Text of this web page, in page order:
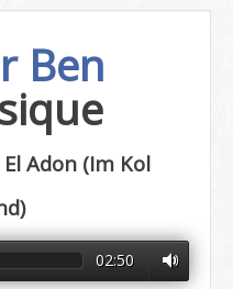
Ben
Adon (Im Kol
02:50